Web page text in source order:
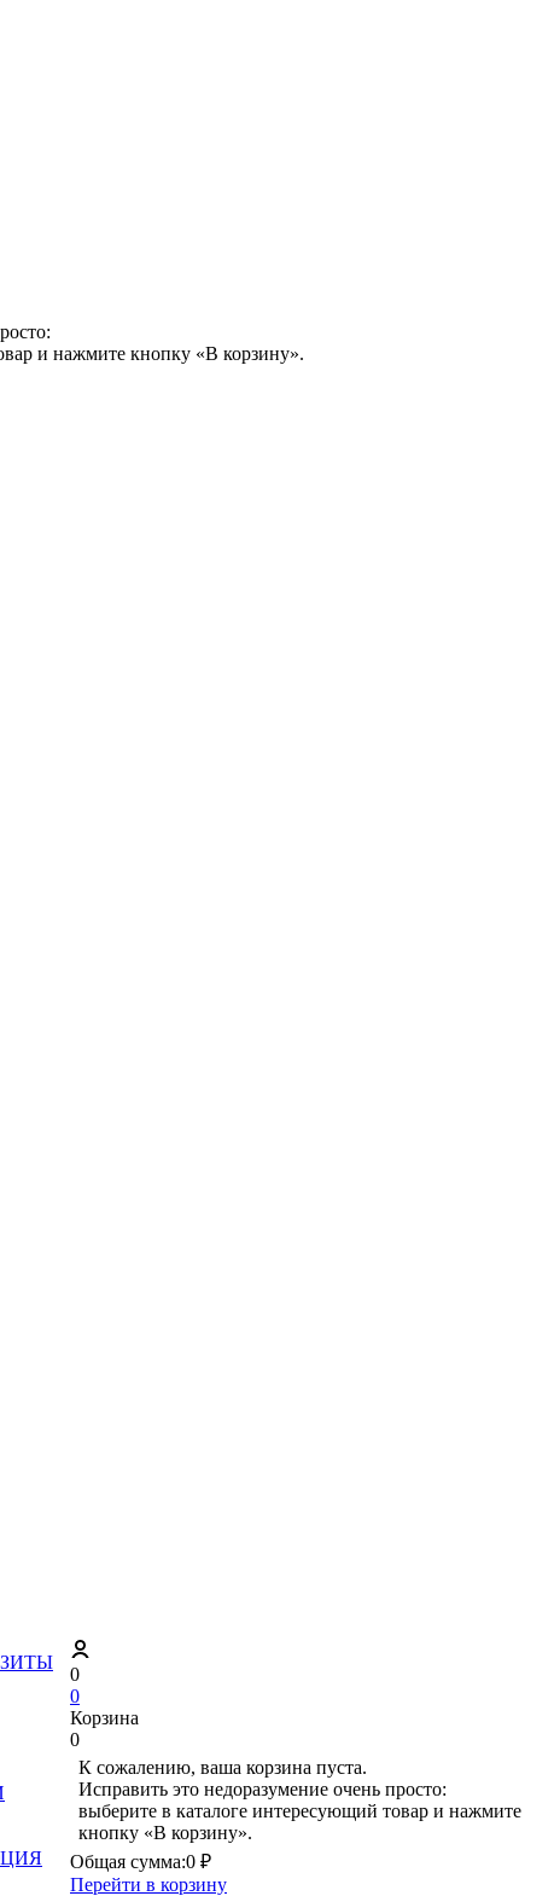
и нажмите кнопку «В корзину».
0
0
Корзина
0
К сожалению, ваша корзина пуста.
Исправить это недоразумение очень просто:
выберите в каталоге интересующий товар и нажмите
кнопку «В корзину».
Общая сумма:0 ₽
Перейти в корзину